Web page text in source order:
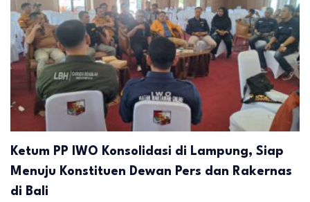
Ketum PP IWO Konsolidasi di Lampung, Siap
Menuju Konstituen Dewan Pers dan Rakernas
di Bali